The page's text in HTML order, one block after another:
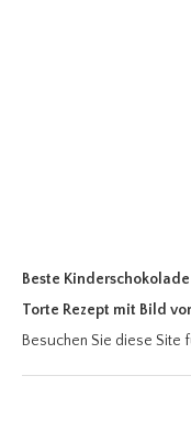
Beste
Torte Rezept mit Bild
Besuchen Sie diese Site